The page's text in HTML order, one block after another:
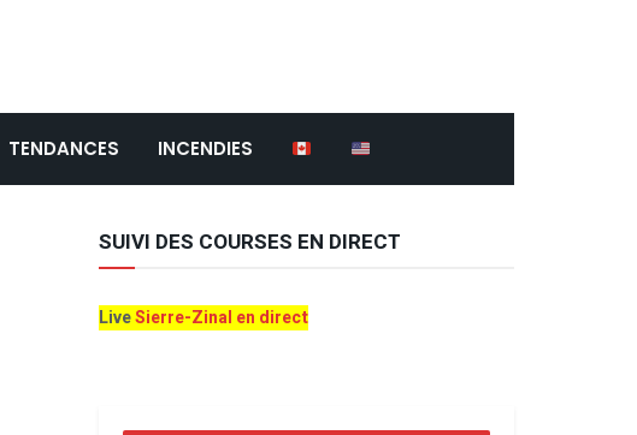
TENDANCES INCENDIES
SUIVI DES COURSES EN DIRECT
LiveSierre-Zinal en direct